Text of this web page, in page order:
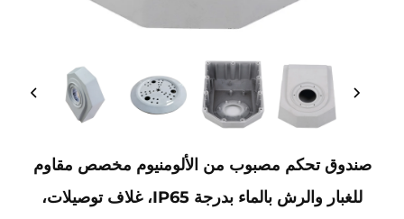
صندوق تحكم مصبوب من الألومنيوم مخصص مقاوم
للغبار والرش بالماء بدرجة IP65، غلاف توصيلات،